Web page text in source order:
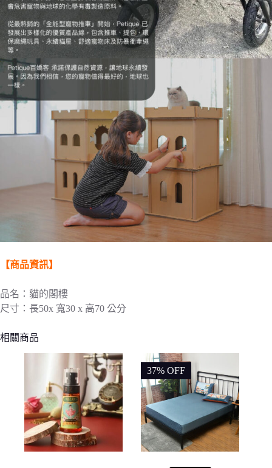
【商品資訊】
品名：貓的閣樓
尺寸：長50x 寬30 x 高70 公分
相關商品
37% OFF